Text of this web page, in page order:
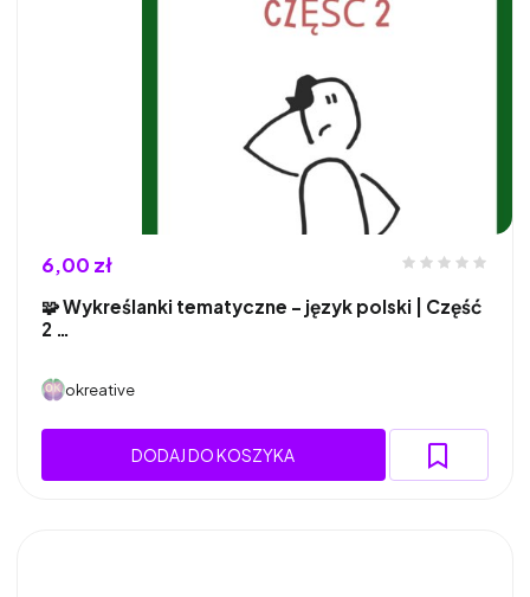
6,00 zł
🧩 Wykreślanki tematyczne – język polski | Część
2 …
okreative
DODAJ DO KOSZYKA